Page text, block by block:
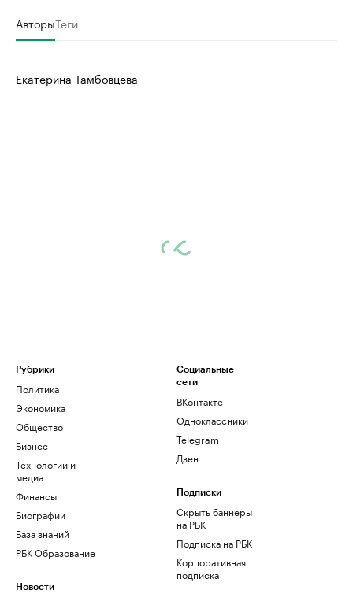
АвторыТеги
Екатерина Тамбовцева
Рубрики
Политика
Экономика
Общество
Бизнес
Технологии и
медиа
Финансы
Биографии
База знаний
РБК Образование
Новости
Социальные
сети
ВКонтакте
Одноклассники
Telegram
Дзен
Подписки
Скрыть баннеры
на РБК
Подписка на РБК
Корпоративная
подписка